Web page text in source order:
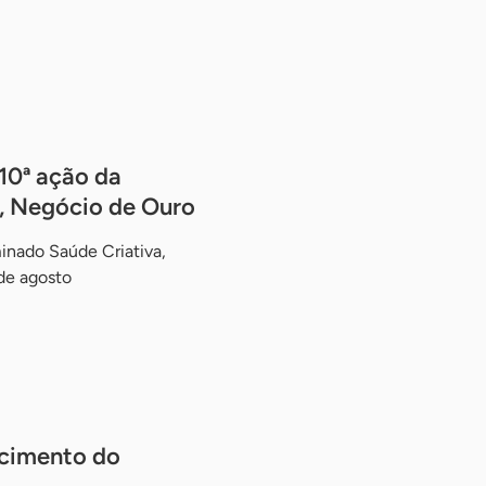
ação da
Negócio de Ouro
Saúde Criativa,
agosto
do